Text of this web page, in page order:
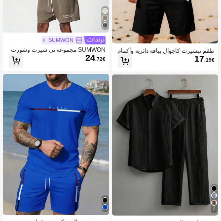
طقم تيشيرت كاجوال بياقة دائرية وأكمام
قصيرة ذو لون أحادي وشورت بخصر ربا
17 .19€
7
SUMWON
SUMWON مجموعة تي شيرت وشورت
من السويد
24.72€